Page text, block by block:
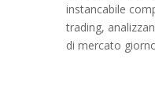
instancabile
trading,
di mercato